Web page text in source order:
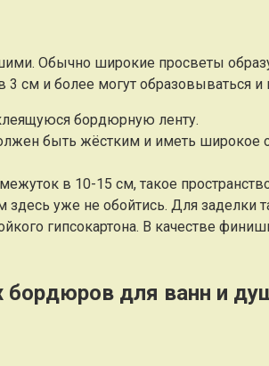
Обычно широкие просветы
см и более могут образовываться
бордюрную ленту.
быть жёстким и иметь широкое
в 10-15 см, такое
уже не обойтись. Для заделки
гипсокартона. В качестве
для ванн и